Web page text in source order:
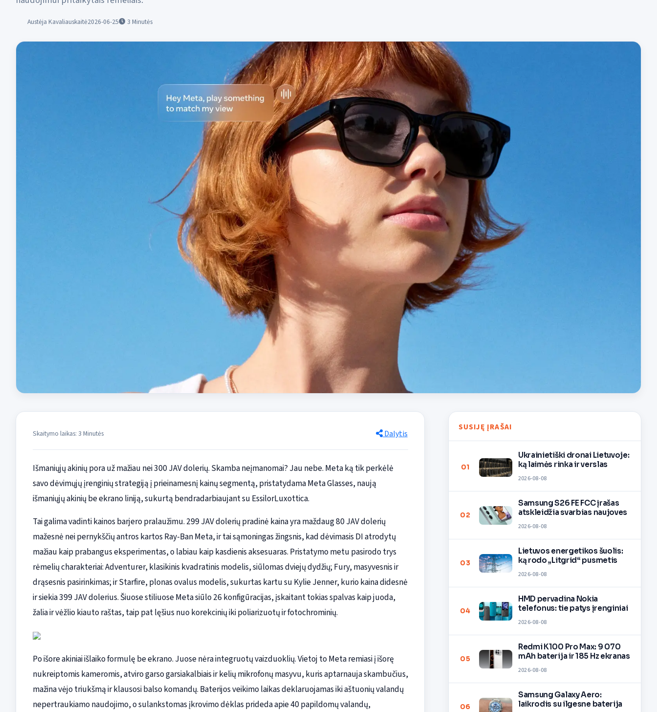
Austėja Kavaliauskaitė2026-06-25 3 Minutės
Skaitymo laikas: 3 Minutės Dalytis
Išmaniųjų akinių pora už mažiau nei 300 JAV dolerių. Skamba neįmanomai? Jau nebe. Meta ką tik perkėlė
savo dėvimųjų įrenginių strategiją į prieinamesnį kainų segmentą, pristatydama Meta Glasses, naują
išmaniųjų akinių be ekrano liniją, sukurtą bendradarbiaujant su EssilorLuxottica.
Tai galima vadinti kainos barjero pralaužimu. 299 JAV dolerių pradinė kaina yra maždaug 80 JAV dolerių
mažesnė nei pernykščių antros kartos Ray-Ban Meta, ir tai sąmoningas žingsnis, kad dėvimasis DI atrodytų
mažiau kaip prabangus eksperimentas, o labiau kaip kasdienis aksesuaras. Pristatymo metu pasirodo trys
rėmelių charakteriai: Adventurer, klasikinis kvadratinis modelis, siūlomas dviejų dydžių; Fury, masyvesnis ir
drąsesnis pasirinkimas; ir Starfire, plonas ovalus modelis, sukurtas kartu su Kylie Jenner, kurio kaina didesnė
ir siekia 399 JAV dolerius. Šiuose stiliuose Meta siūlo 26 konfigūracijas, įskaitant tokias spalvas kaip juoda,
žalia ir vėžlio kiauto raštas, taip pat lęšius nuo korekcinių iki poliarizuotų ir fotochrominių.
Po išore akiniai išlaiko formulę be ekrano. Juose nėra integruotų vaizduoklių. Vietoj to Meta remiasi į išorę
nukreiptomis kameromis, atviro garso garsiakalbiais ir kelių mikrofonų masyvu, kuris aptarnauja skambučius,
mažina vėjo triukšmą ir klausosi balso komandų. Baterijos veikimo laikas deklaruojamas iki aštuonių valandų
nepertraukiamo naudojimo, o sulankstomas įkrovimo dėklas prideda apie 40 papildomų valandų,
SUSIJĘ ĮRAŠAI
01
Ukrainietiški dronai Lietuvoje:
ką laimės rinka ir verslas
2026-08-08
02
Samsung S26 FE FCC įrašas
atskleidžia svarbias naujoves
2026-08-08
03
Lietuvos energetikos šuolis:
ką rodo „Litgrid“ pusmetis
2026-08-08
04
HMD pervadina Nokia
telefonus: tie patys įrenginiai
2026-08-08
05
Redmi K100 Pro Max: 9 070
mAh baterija ir 185 Hz ekranas
2026-08-08
06
Samsung Galaxy Aero:
laikrodis su ilgesne baterija